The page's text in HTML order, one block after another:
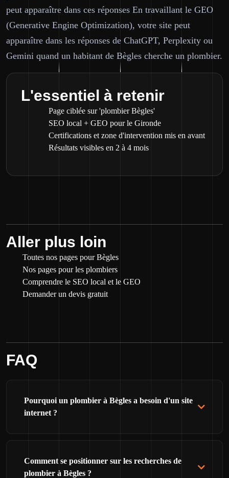
peut apparaître dans ces réponses En travaillant le GEO
(Generative Engine Optimization), votre site peut
apparaître dans les réponses de ChatGPT, Perplexity ou
Gemini quand un habitant de Bègles cherche un plombier.
L'essentiel à retenir
Page ciblée sur 'plombier Bègles'
SEO local + GEO pour le Gironde
Certifications et zone d'intervention mis en avant
Résultats visibles en 2 à 4 mois
Aller plus loin
Toutes nos pages pour Bègles
Nos pages pour les plombiers
Comprendre le SEO local et le GEO
Demander un devis gratuit
FAQ
Pourquoi un plombier à Bègles a besoin d'un site
internet ?
Comment se positionner sur les recherches de
plombier à Bègles ?